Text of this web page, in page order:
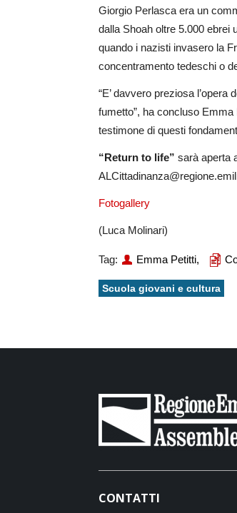
Giorgio Perlasca era un
dalla Shoah oltre 5.000 ebrei
quando i nazisti invasero la
concentramento tedeschi o
“E’ davvero preziosa
fumetto”, ha concluso Emma
testimone di questi
“Return to life” sarà aperta
Fotogallery
(Luca Molinari)
Tag: Emma Petitti,
Scuola giovani e cultura
CONTATTI